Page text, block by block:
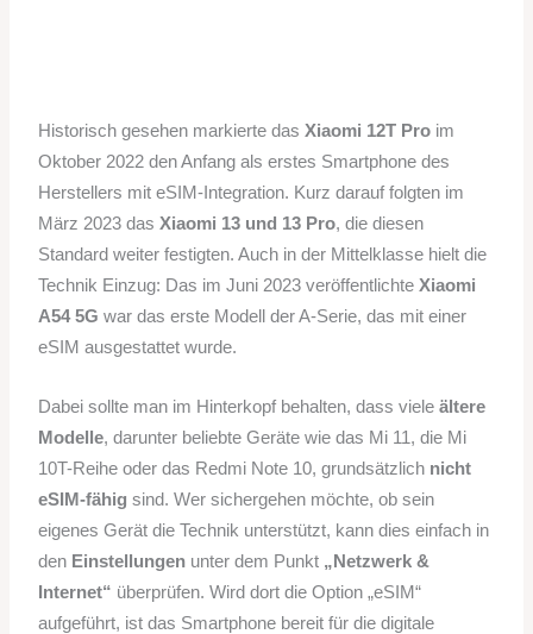
Historisch gesehen markierte dasXiaomi 12T Pro im
Oktober 2022 den Anfang als erstes Smartphone des
Herstellers mit eSIM-Integration. Kurz darauf folgten im
März 2023 dasXiaomi 13 und 13 Pro, die diesen
Standard weiter festigten. Auch in der Mittelklasse hielt die
Technik Einzug: Das im Juni 2023 veröffentlichteXiaomi
A54 5G war das erste Modell der A-Serie, das mit einer
eSIM ausgestattet wurde.
Dabei sollte man im Hinterkopf behalten, dass vieleältere
Modelle, darunter beliebte Geräte wie das Mi 11, die Mi
10T-Reihe oder das Redmi Note 10, grundsätzlich nicht
eSIM-fähig sind. Wer sichergehen möchte, ob sein
eigenes Gerät die Technik unterstützt, kann dies einfach in
den Einstellungen unter dem Punkt „Netzwerk &
Internet“ überprüfen. Wird dort die Option „eSIM“
aufgeführt, ist das Smartphone bereit für die digitale